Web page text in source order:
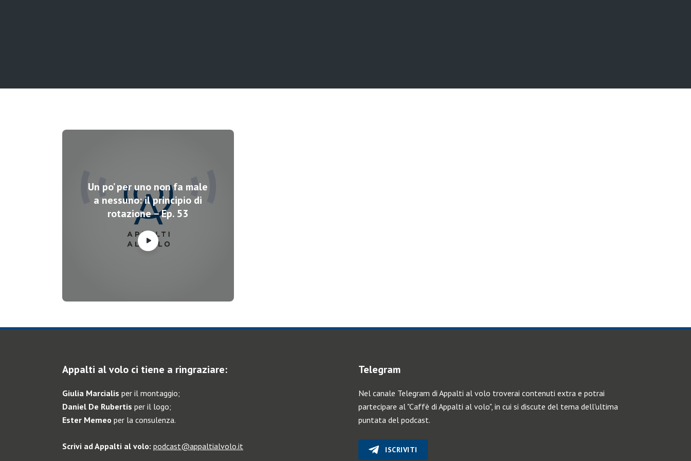
Un po’ per uno non fa male
a nessuno: il principio di
rotazione – Ep. 53
Appalti al volo ci tiene a ringraziare:
Giulia Marcialis per il montaggio;
Daniel De Rubertis per il logo;
Ester Memeo per la consulenza.
Scrivi ad Appalti al volo: podcast@appaltialvolo.it
Telegram
Nel canale Telegram di Appalti al volo troverai contenuti extra e potrai
partecipare al "Caffè di Appalti al volo", in cui si discute del tema dell'ultima
puntata del podcast.
ISCRIVITI